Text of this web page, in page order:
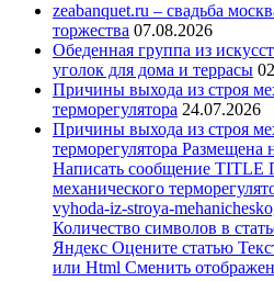
zeabanquet.ru – свадьба
торжества 07.08.2026
Обеденная группа из
уголок для дома и террасы
Причины выхода из строя
терморегулятора 24.07.2026
Причины выхода из строя
терморегулятора Размещена
Написать сообщение TITLE
механического
vyhoda-iz-stroya-
Количество символов в
Яндекс Оцените статью
или Html Cменить